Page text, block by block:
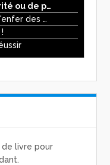
1. Faites-vous preuve d'autorité ou de pouvoir avec vos enfants ?
2. Ma méthode pour sortir de l'enfer des écrans
de livre pour